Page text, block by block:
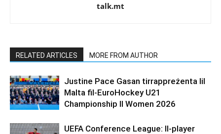
talk.mt
RELATED ARTICLES MORE FROM AUTHOR
Justine Pace Gasan tirrappreżenta lil
Malta fil-EuroHockey U21
Championship II Women 2026
UEFA Conference League: Il-player